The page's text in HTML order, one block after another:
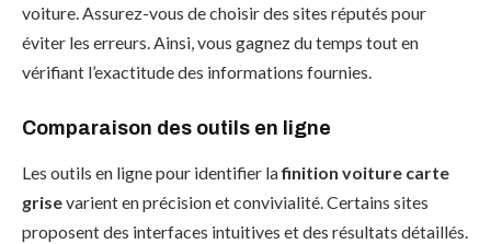
voiture. Assurez-vous de choisir des sites réputés pour
éviter les erreurs. Ainsi, vous gagnez du temps tout en
vérifiant l’exactitude des informations fournies.
Comparaison des outils en ligne
Les outils en ligne pour identifier lafinition voiture carte
grisevarient en précision et convivialité. Certains sites
proposent des interfaces intuitives et des résultats détaillés.